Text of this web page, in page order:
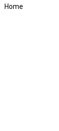
Home